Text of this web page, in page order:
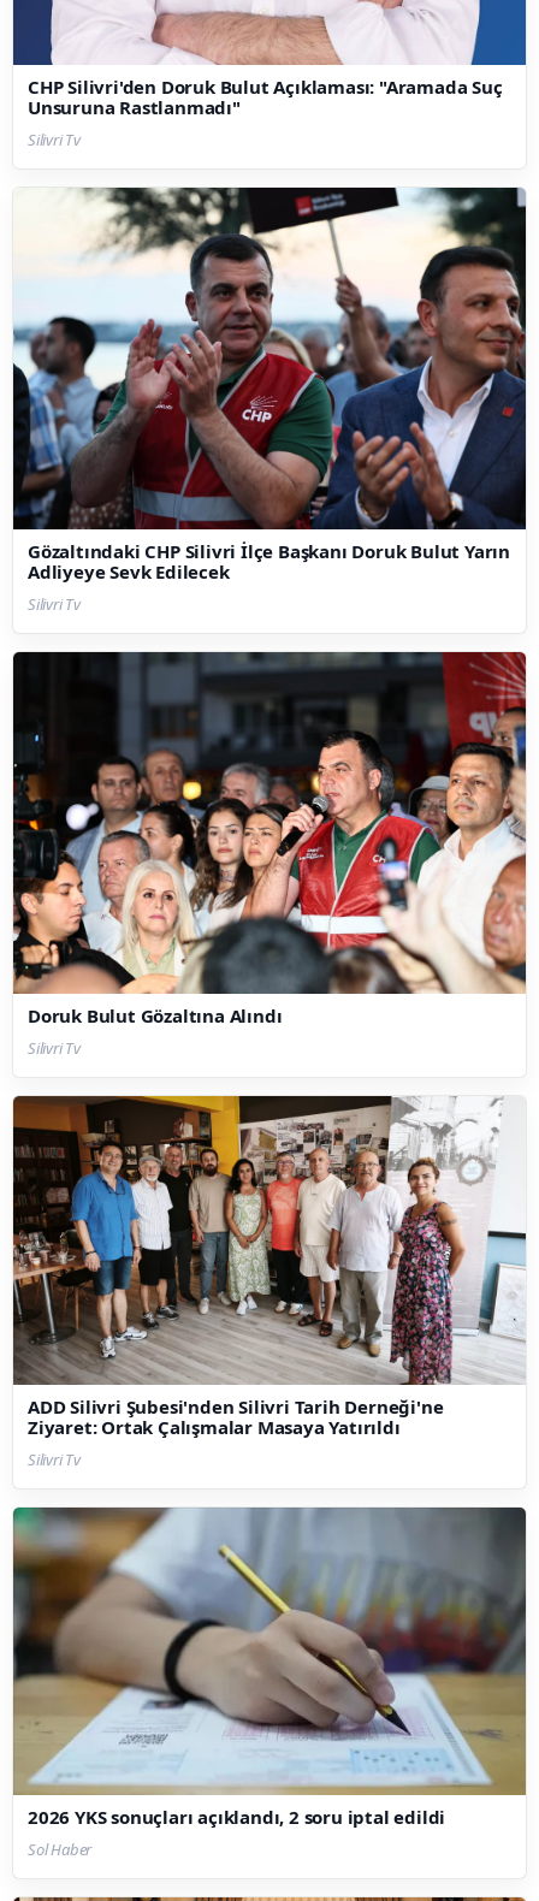
CHP Silivri'den Doruk Bulut Açıklaması: "Aramada Suç
Unsuruna Rastlanmadı"
Silivri Tv
Gözaltındaki CHP Silivri İlçe Başkanı Doruk Bulut Yarın
Adliyeye Sevk Edilecek
Silivri Tv
Doruk Bulut Gözaltına Alındı
Silivri Tv
ADD Silivri Şubesi'nden Silivri Tarih Derneği'ne
Ziyaret: Ortak Çalışmalar Masaya Yatırıldı
Silivri Tv
2026 YKS sonuçları açıklandı, 2 soru iptal edildi
Sol Haber